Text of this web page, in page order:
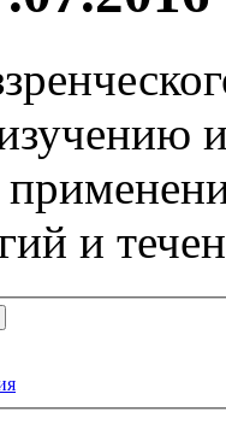
и